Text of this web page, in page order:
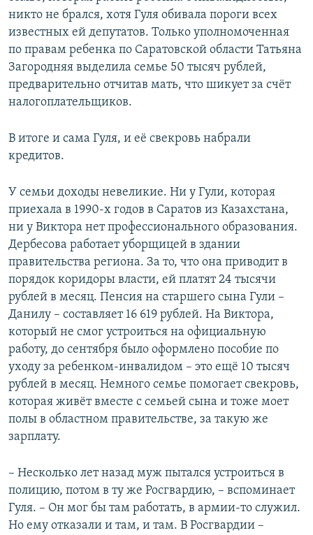
никто не брался, хотя Гуля обивала пороги всех
известных ей депутатов. Только уполномоченная
по правам ребенка по Саратовской области Татьяна
Загородняя выделила семье 50 тысяч рублей,
предварительно отчитав мать, что шикует за счёт
налогоплательщиков.
В итоге и сама Гуля, и её свекровь набрали
кредитов.
У семьи доходы невеликие. Ни у Гули, которая
приехала в 1990-х годов в Саратов из Казахстана,
ни у Виктора нет профессионального образования.
Дербесова работает уборщицей в здании
правительства региона. За то, что она приводит в
порядок коридоры власти, ей платят 24 тысячи
рублей в месяц. Пенсия на старшего сына Гули –
Данилу – составляет 16 619 рублей. На Виктора,
который не смог устроиться на официальную
работу, до сентября было оформлено пособие по
уходу за ребенком-инвалидом – это ещё 10 тысяч
рублей в месяц. Немного семье помогает свекровь,
которая живёт вместе с семьей сына и тоже моет
полы в областном правительстве, за такую же
зарплату.
– Несколько лет назад муж пытался устроиться в
полицию, потом в ту же Росгвардию, – вспоминает
Гуля. – Он мог бы там работать, в армии-то служил.
Но ему отказали и там, и там. В Росгвардии –